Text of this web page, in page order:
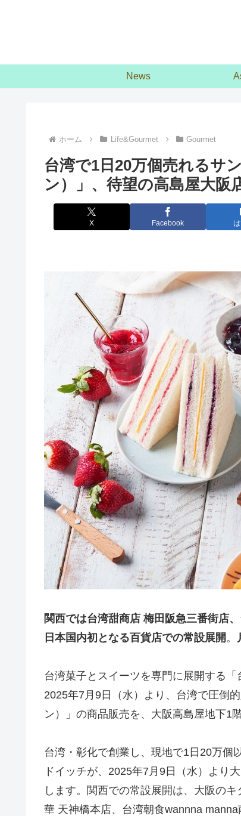
News
ホーム Life&Gourmet Gourmet
台湾で1日20万個売れるサ
ン）」、待望の高島屋大阪
X Facebook
関西では台湾甜商店 梅田阪急三番街店
日本国内初となる百貨店での常設展開 。
台湾菓子とスイーツを専門に展開する
2025年7月9日（水）より、台湾で圧倒
ン）」の商品販売を、大阪高島屋地下1
台湾・彰化で創業し、現地で1日20万個
ドイッチが、2025年7月9日（水）より
します。関西での常設展開は、大阪の
華 天神橋本店、台湾朝食wannna